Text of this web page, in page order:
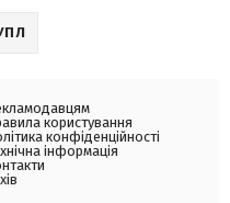
користування
конфіденційності
інформація